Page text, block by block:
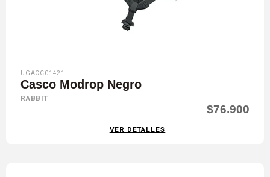
UGACC01421
Casco Modrop Negro
RABBIT
$76.900
VER DETALLES